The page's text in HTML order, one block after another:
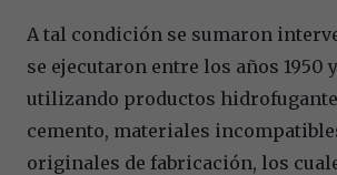
A tal condición se sumaron
se ejecutaron entre los años 1950
utilizando productos
cemento, materiales
originales de fabricación, los